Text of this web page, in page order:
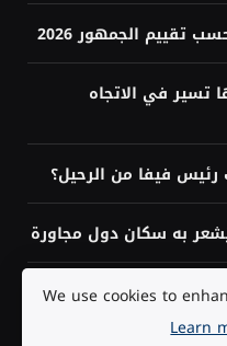
تسير في الاتجاه
رئيس فيفا من الرحيل؟
به سكان دول مجاورة
الاصطناعي؟ الإجابة
We use cookies to
Learn